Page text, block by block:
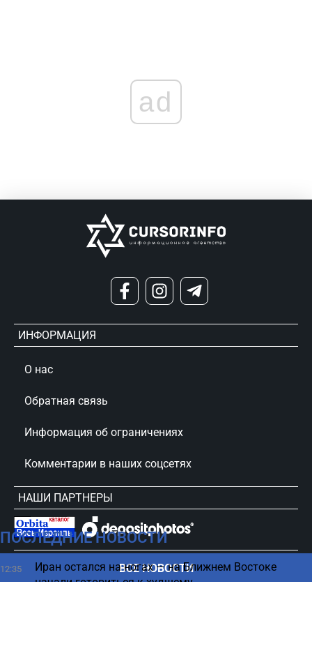
ПОСЛЕДНИЕ НОВОСТИ
12:35
Иран остался на ногах — на Ближнем Востоке
начали готовиться к худшему
ВСЕ НОВОСТИ
ad
ИНФОРМАЦИЯ
О нас
Обратная связь
Информация об ограничениях
Комментарии в наших соцсетях
НАШИ ПАРТНЕРЫ
сursorinfo.co.il © Все права защищены